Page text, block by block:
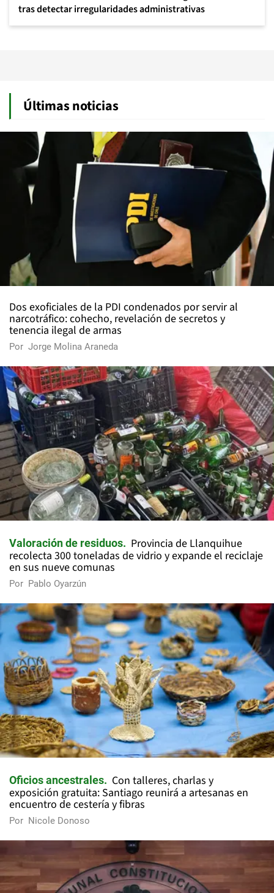
tras detectar irregularidades administrativas
Últimas noticias
Dos exoficiales de la PDI condenados por servir al
narcotráfico: cohecho, revelación de secretos y
tenencia ilegal de armas
Por Jorge Molina Araneda
Valoración de residuos
Provincia de Llanquihue
recolecta 300 toneladas de vidrio y expande el reciclaje
en sus nueve comunas
Por Pablo Oyarzún
Oficios ancestrales
Con talleres, charlas y
exposición gratuita: Santiago reunirá a artesanas en
encuentro de cestería y fibras
Por Nicole Donoso